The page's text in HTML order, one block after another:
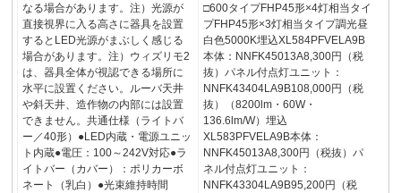
なる場合があります。注）光源が
直接視界に入る高さに器具を設置
するとLED光源がまぶしく感じる
場合があります。注）ウィズリモ2
は、器具全体が視認できる場所に
水平に設置ください。ルーバ天井
や斜天井、造作物の内部には設置
できません。共通仕様（ライトバ
ー／40形）●LED内蔵・電源ユニッ
ト内蔵●電圧：100～242V対応●ラ
イトバー（カバー）：ポリカーボ
ネート（乳白）●光束維持時間
□600タイプFHP45形×4灯相当タイ
プFHP45形×3灯相当タイプ調光昼
白色5000K埋込XL584PFVELA9B
本体：NNFK45013A8,300円（税
抜）パネル付点灯ユニット：
NNFK43404LA9B108,000円（税
抜）（8200lm・60W・
136.6lm/W）埋込
XL583PFVELA9B本体：
NNFK45013A8,300円（税抜）パ
ネル付点灯ユニット：
NNFK43304LA9B95,200円（税